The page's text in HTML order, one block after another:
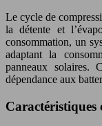
Le cycle de
la détente et
consommation, un
adaptant la
panneaux solaires.
dépendance aux
Caractéristiques